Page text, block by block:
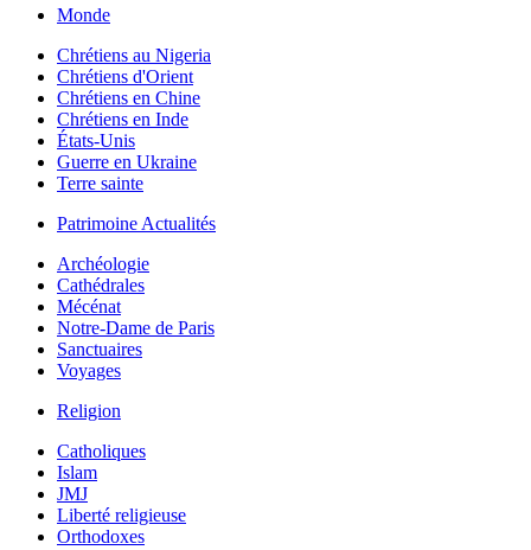
Monde
Chrétiens au Nigeria
Chrétiens d'Orient
Chrétiens en Chine
Chrétiens en Inde
États-Unis
Guerre en Ukraine
Terre sainte
Patrimoine Actualités
Archéologie
Cathédrales
Mécénat
Notre-Dame de Paris
Sanctuaires
Voyages
Religion
Catholiques
Islam
JMJ
Liberté religieuse
Orthodoxes